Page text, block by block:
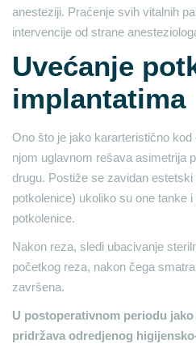
anesteziji. Praćenje svih vitalnih
intervencije od strane
Uvećanje
implantatima
Ono što je jako kararteristično
njom uglavnom rešava asimetrija
drugu. Postiže se zavidan
potkolenice) ukoliko su one tanke
potkolenice.
Nakon reza, sledi ubacivanje
početkog reza, nakon čega
završena.
U postoperativnom periodu
pridržava odredjenog